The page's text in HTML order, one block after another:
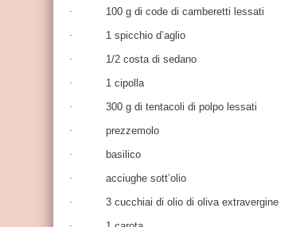
·
100 g di code di camberetti lessati
·
1 spicchio d’aglio
·
1/2 costa di sedano
·
1 cipolla
·
300 g di tentacoli di polpo lessati
·
prezzemolo
·
basilico
·
acciughe sott’olio
·
3 cucchiai di olio di oliva extravergine